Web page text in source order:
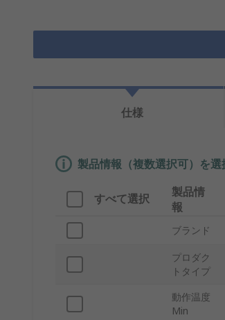
仕様
製品情報（複数選択可）を選
すべて選択
製品情
報
ブランド
プロダク
トタイプ
動作温度
Min